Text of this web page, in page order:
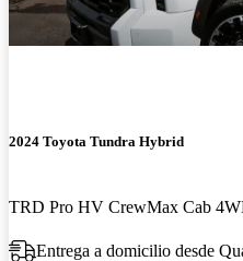
2024 Toyota Tundra Hybrid
TRD Pro HV CrewMax Cab
Entrega a domicilio desde